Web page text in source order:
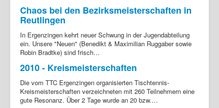
Chaos bei den Bezirksmeisterschaften in
Reutlingen
In Ergenzingen kehrt neuer Schwung in der Jugendabteilung
ein. Unsere "Neuen" (Benedikt & Maximilian Ruggaber sowie
Robin Bradtke) sind frisch…
2010 - Kreismeisterschaften
Die vom TTC Ergenzingen organisierten Tischtennis-
Kreismeisterschaften verzeichneten mit 260 Teilnehmern eine
gute Resonanz. Über 2 Tage wurde an 20 bzw.…